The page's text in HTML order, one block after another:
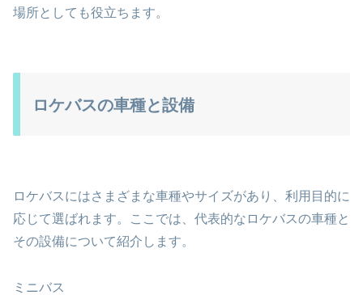
場所としても役立ちます。
ロケバスの車種と設備
ロケバスにはさまざまな車種やサイズがあり、利用目的に
応じて選ばれます。ここでは、代表的なロケバスの車種と
その設備について紹介します。
ミニバス